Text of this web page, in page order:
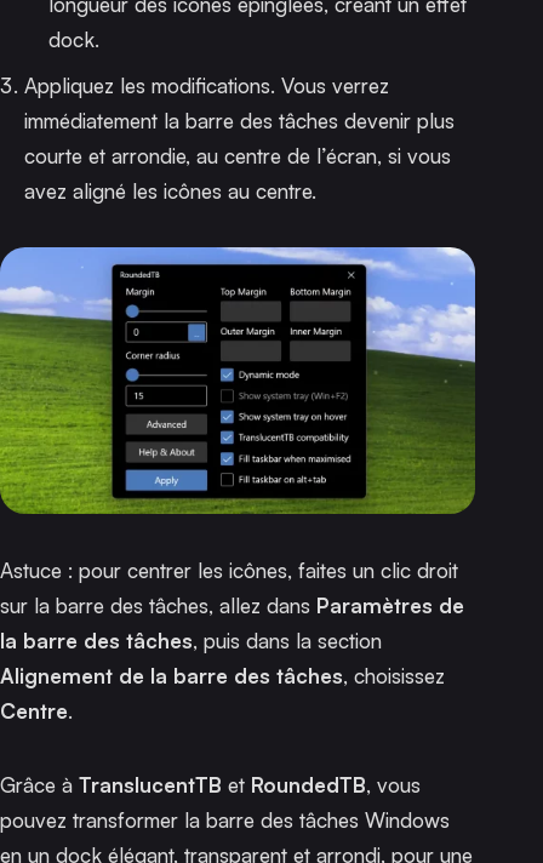
dock.
Appliquez les modifications. Vous verrez
immédiatement la barre des tâches devenir plus
courte et arrondie, au centre de l’écran, si vous
avez aligné les icônes au centre.
Astuce : pour centrer les icônes, faites un clic droit
sur la barre des tâches, allez dans Paramètres de
la barre des tâches, puis dans la section
Alignement de la barre des tâches, choisissez
Centre.
Grâce à TranslucentTB et RoundedTB, vous
pouvez transformer la barre des tâches Windows
en un dock élégant, transparent et arrondi, pour une